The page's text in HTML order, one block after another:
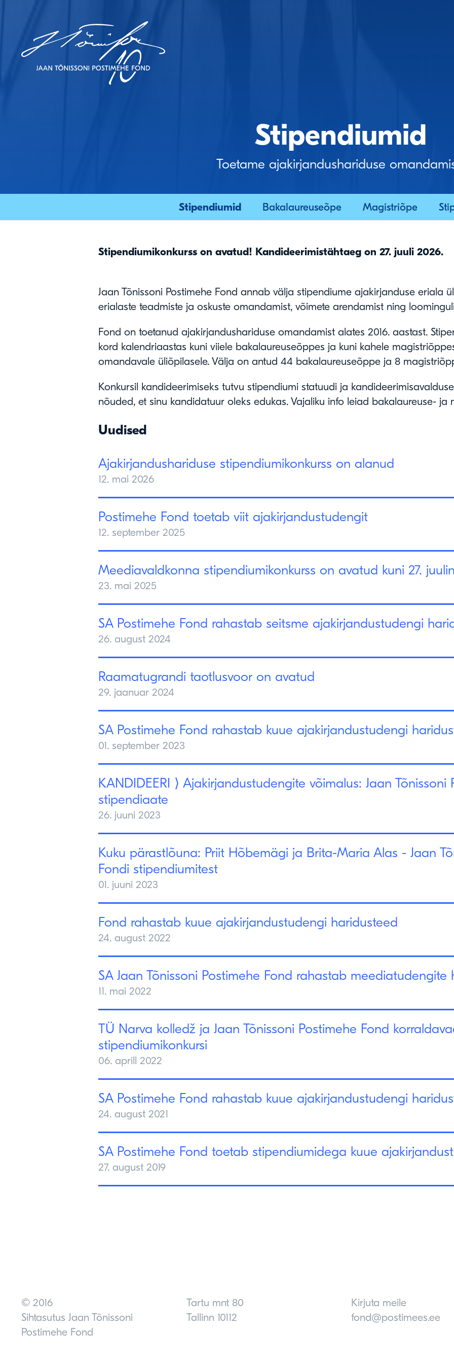
JAAN TÕNISSONI
POSTIMEHE FOND
Stipendiumid
Toetame ajakirjandushariduse
Stipendiumid Bakalaureuseõpe Magistriõpe
Stipendiumikonkurss on avatud! Kandideerimistähtaeg on 27. juuli 2026.
Jaan Tõnissoni Postimehe Fond annab välja stipendiume ajakirjanduse eriala
erialaste teadmiste ja oskuste omandamist, võimete arendamist ning
Fond on toetanud ajakirjandushariduse omandamist alates 2016. aastast.
kord kalendriaastas kuni viiele bakalaureuseõppes ja kuni kahele
omandavale üliõpilasele. Välja on antud 44 bakalaureuseõppe ja 8
Konkursil kandideerimiseks tutvu stipendiumi statuudi ja
nõuded, et sinu kandidatuur oleks edukas. Vajaliku info leiad bakalaureuse- ja
Uudised
Ajakirjandushariduse stipendiumikonkurss on alanud
12. mai 2026
Postimehe Fond toetab viit ajakirjandustudengit
12. september 2025
Meediavaldkonna stipendiumikonkurss on avatud kuni 27.
23. mai 2025
SA Postimehe Fond rahastab seitsme ajakirjandustudengi
26. august 2024
Raamatugrandi taotlusvoor on avatud
29. jaanuar 2024
SA Postimehe Fond rahastab kuue ajakirjandustudengi
01. september 2023
KANDIDEERI ⟩ Ajakirjandustudengite võimalus: Jaan
stipendiaate
26. juuni 2023
Kuku pärastlõuna: Priit Hõbemägi ja Brita-Maria Alas - Jaan
Fondi stipendiumitest
01. juuni 2023
Fond rahastab kuue ajakirjandustudengi haridusteed
24. august 2022
SA Jaan Tõnissoni Postimehe Fond rahastab meediatudengite
11. mai 2022
TÜ Narva kolledž ja Jaan Tõnissoni Postimehe Fond
stipendiumikonkursi
06. aprill 2022
SA Postimehe Fond rahastab kuue ajakirjandustudengi
24. august 2021
SA Postimehe Fond toetab stipendiumidega kuue
27. august 2019
© 2016
Sihtasutus Jaan Tõnissoni
Postimehe Fond
Tartu mnt 80
Tallinn 10112
Kirjuta meile
fond@postimees.ee